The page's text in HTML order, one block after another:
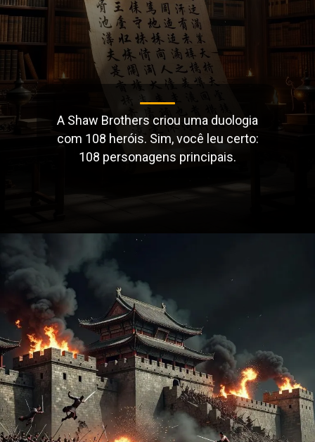
A Shaw Brothers criou uma duologia
com 108 heróis. Sim, você leu certo:
108 personagens principais.